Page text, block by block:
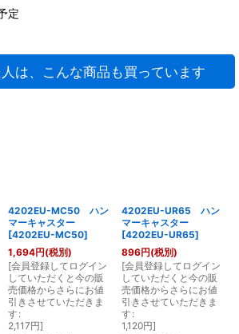
定
は、こんな商品も買っています
4202EU-MC50 ハン
マーキャスター
[4202EU-MC50]
1,694円(税別)
[会員登録してログイン
していただくと今の販
売価格からさらにお値
引きさせていただきま
す :
2,117円]
4202EU-UR65 ハン
マーキャスター
[4202EU-UR65]
896円(税別)
[会員登録してログイン
していただくと今の販
売価格からさらにお値
引きさせていただきま
す :
1,120円]